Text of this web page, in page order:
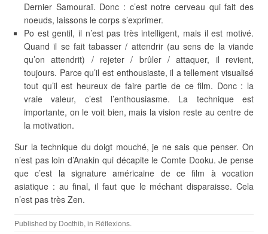
Dernier Samouraï. Donc : c’est notre cerveau qui fait des
noeuds, laissons le corps s’exprimer.
Po est gentil, il n’est pas très intelligent, mais il est motivé.
Quand il se fait tabasser / attendrir (au sens de la viande
qu’on attendrit) / rejeter / brûler / attaquer, il revient,
toujours. Parce qu’il est enthousiaste, il a tellement visualisé
tout qu’il est heureux de faire partie de ce film. Donc : la
vraie valeur, c’est l’enthousiasme. La technique est
importante, on le voit bien, mais la vision reste au centre de
la motivation.
Sur la technique du doigt mouché, je ne sais que penser. On
n’est pas loin d’Anakin qui décapite le Comte Dooku. Je pense
que c’est la signature américaine de ce film à vocation
asiatique : au final, il faut que le méchant disparaisse. Cela
n’est pas très Zen.
Published by Docthib, in Réflexions.